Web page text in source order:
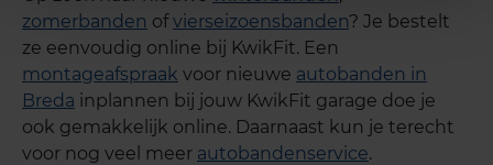
zomerbanden ofvierseizoensbanden? Je bestelt
ze eenvoudig online bij KwikFit. Een
montageafspraak voor nieuwe autobanden in
Breda inplannen bij jouw KwikFit garage doe je
ook gemakkelijk online. Daarnaast kun je terecht
voor nog veel meer autobandenservice.